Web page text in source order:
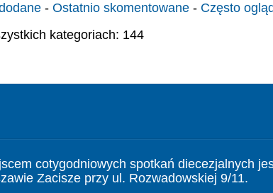
- Ostatnio skomentowane- Często
kategoriach: 144
cotygodniowych spotkań diecezjalnych
Zacisze przy ul. Rozwadowskiej 9/11.